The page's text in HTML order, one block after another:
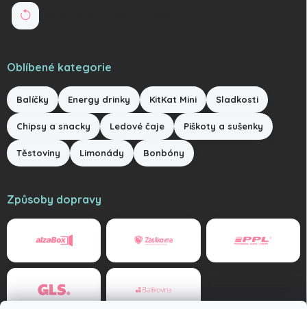
Oblíbené kategorie
Balíčky Energy drinky KitKat Mini Sladkosti
Chipsy a snacky Ledové čaje Piškoty a sušenky
Těstoviny Limonády Bonbóny
Způsoby dopravy